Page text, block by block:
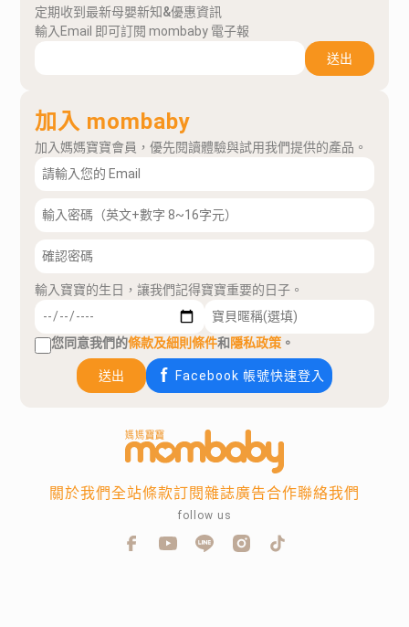
定期收到最新母嬰新知&優惠資訊
輸入Email 即可訂閱 mombaby 電子報
送出
加入 mombaby
加入媽媽寶寶會員，優先閱讀體驗與試用我們提供的產品。
輸入寶寶的生日，讓我們記得寶寶重要的日子。
您同意我們的條款及細則條件和隱私政策 。
送出 Facebook 帳號快速登入
關於我們全站條款訂閱雜誌廣告合作聯絡我們
follow us